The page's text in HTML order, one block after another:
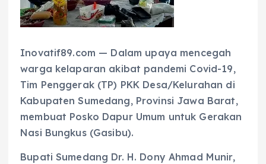
Inovatif89.com — Dalam upaya mencegah
warga kelaparan akibat pandemi Covid-19,
Tim Penggerak (TP) PKK Desa/Kelurahan di
Kabupaten Sumedang, Provinsi Jawa Barat,
membuat Posko Dapur Umum untuk Gerakan
Nasi Bungkus (Gasibu).
Bupati Sumedang Dr. H. Dony Ahmad Munir,